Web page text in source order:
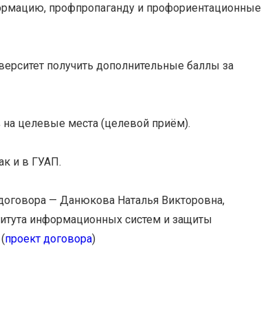
профпропаганду и профориентационные
получить дополнительные баллы за
целевые места (целевой приём).
и в ГУАП.
— Данюкова Наталья Викторовна,
информационных систем и защиты
(проект договора)